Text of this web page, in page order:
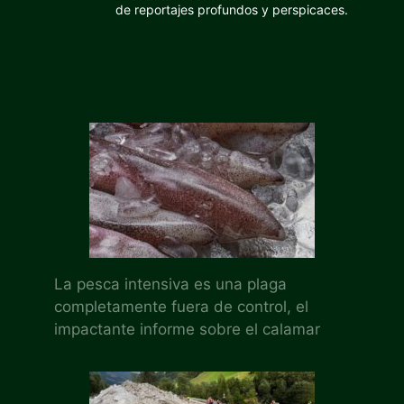
de reportajes profundos y perspicaces.
La pesca intensiva es una plaga
completamente fuera de control, el
impactante informe sobre el calamar